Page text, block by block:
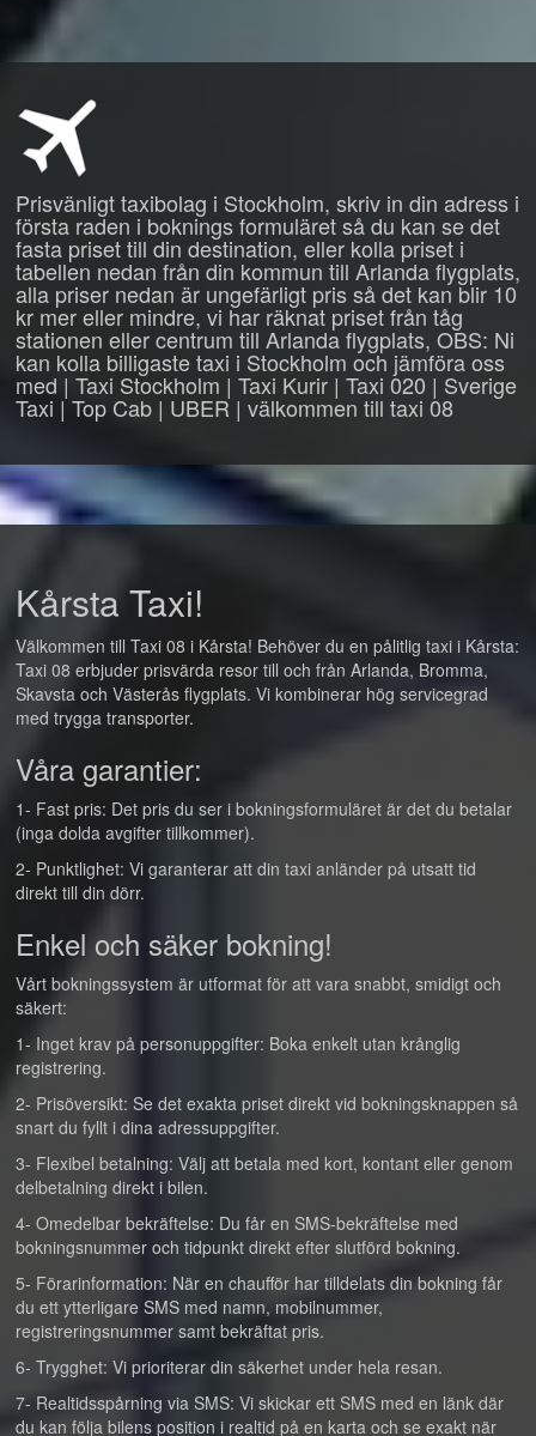
Prisvänligt taxibolag i Stockholm, skriv in din adress i
första raden i boknings formuläret så du kan se det
fasta priset till din destination, eller kolla priset i
tabellen nedan från din kommun till Arlanda flygplats,
alla priser nedan är ungefärligt pris så det kan blir 10
kr mer eller mindre, vi har räknat priset från tåg
stationen eller centrum till Arlanda flygplats, OBS: Ni
kan kolla billigaste taxi i Stockholm och jämföra oss
med | Taxi Stockholm | Taxi Kurir | Taxi 020 | Sverige
Taxi | Top Cab | UBER | välkommen till taxi 08
Kårsta Taxi!
Välkommen till Taxi 08 i Kårsta! Behöver du en pålitlig taxi i Kårsta:
Taxi 08 erbjuder prisvärda resor till och från Arlanda, Bromma,
Skavsta och Västerås flygplats. Vi kombinerar hög servicegrad
med trygga transporter.
Våra garantier:
1- Fast pris: Det pris du ser i bokningsformuläret är det du betalar
(inga dolda avgifter tillkommer).
2- Punktlighet: Vi garanterar att din taxi anländer på utsatt tid
direkt till din dörr.
Enkel och säker bokning!
Vårt bokningssystem är utformat för att vara snabbt, smidigt och
säkert:
1- Inget krav på personuppgifter: Boka enkelt utan krånglig
registrering.
2- Prisöversikt: Se det exakta priset direkt vid bokningsknappen så
snart du fyllt i dina adressuppgifter.
3- Flexibel betalning: Välj att betala med kort, kontant eller genom
delbetalning direkt i bilen.
4- Omedelbar bekräftelse: Du får en SMS-bekräftelse med
bokningsnummer och tidpunkt direkt efter slutförd bokning.
5- Förarinformation: När en chaufför har tilldelats din bokning får
du ett ytterligare SMS med namn, mobilnummer,
registreringsnummer samt bekräftat pris.
6- Trygghet: Vi prioriterar din säkerhet under hela resan.
7- Realtidsspårning via SMS: Vi skickar ett SMS med en länk där
du kan följa bilens position i realtid på en karta och se exakt när